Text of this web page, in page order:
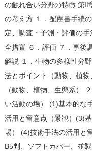
の触れ合い分野の特徴 第
の考え方 １．配慮書手続
定、調査・予測・評価の
全措置 ６．評価 ７．事
解説 １．生物の多様性分
法とポイント（動物、植
（動物、植物、生態系）
い活動の場） (1)基本的
活用と留意点（景観）(3)
場） (4)技術手法の活用
B5判、ソフトカバー、並